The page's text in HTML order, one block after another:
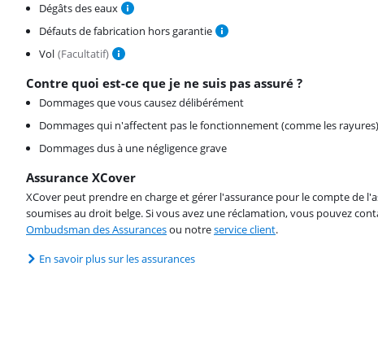
Dégâts des eaux
Défauts de fabrication hors garantie
Vol (Facultatif)
Contre quoi est-ce que je ne suis pas assuré ?
Dommages que vous causez délibérément
Dommages qui n'affectent pas le fonctionnement (comme les rayures)
Dommages dus à une négligence grave
Assurance XCover
XCover peut prendre en charge et gérer l'assurance pour le compte de
soumises au droit belge. Si vous avez une réclamation, vous pouvez
Ombudsman des Assurancesou notreservice client.
En savoir plus sur les assurances